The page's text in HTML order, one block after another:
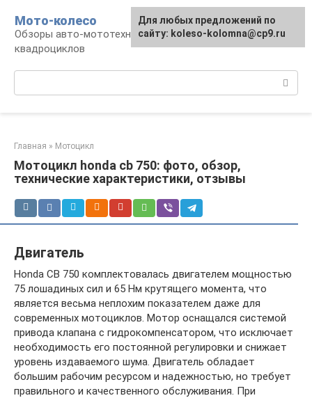
контенту
Мото-колесо
Обзоры авто-мототехники, снегоходов,
квадроциклов
Главная » Мотоцикл
Мотоцикл honda cb 750: фото, обзор,
технические характеристики, отзывы
Двигатель
Honda CB 750 комплектовалась двигателем мощностью
75 лошадиных сил и 65 Нм крутящего момента, что
является весьма неплохим показателем даже для
современных мотоциклов. Мотор оснащался системой
привода клапана с гидрокомпенсатором, что исключает
необходимость его постоянной регулировки и снижает
уровень издаваемого шума. Двигатель обладает
большим рабочим ресурсом и надежностью, но требует
правильного и качественного обслуживания. При
Для любых предложений по
сайту: koleso-kolomna@cp9.ru